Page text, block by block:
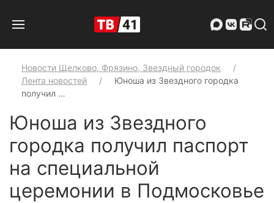
Новости Щелково, Фрязино, Звездный городок
Лента новостей
Юноша из Звездного городка
получил …
Юноша из Звездного
городка получил паспорт
на специальной
церемонии в Подмосковье